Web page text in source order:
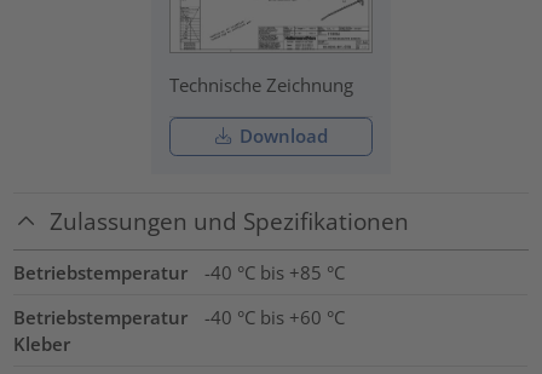
Technische Zeichnung
Download
Zulassungen und Spezifikationen
Betriebstemperatur
-40 °C bis +85 °C
Betriebstemperatur
Kleber
-40 °C bis +60 °C